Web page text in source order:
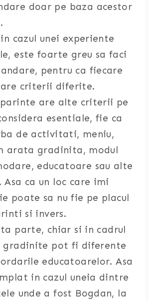
doar pe baza acestor
cazul unei experiente
este foarte greu sa faci
pentru ca fiecare
criterii diferite.
parinte are alte criterii pe
esentiale, fie ca
de activitati, meniu,
arata gradinita, modul
educatoare sau alte
Asa ca un loc care imi
poate sa nu fie pe placul
si invers.
parte, chiar si in cadrul
gradinite pot fi diferente
educatoarelor. Asa
in cazul uneia dintre
unde a fost Bogdan, la